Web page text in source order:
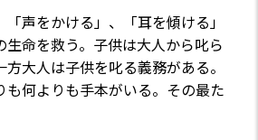
声をかける」、「耳を傾ける」
生命を救う。子供は大人から叱ら
大人は子供を叱る義務がある。
も何よりも手本がいる。その最た